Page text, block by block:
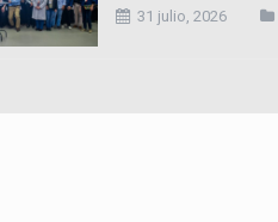
31 julio, 2026